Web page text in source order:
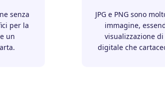
senza
per la
un
JPG e PNG sono
immagine,
visualizzazione
digitale che